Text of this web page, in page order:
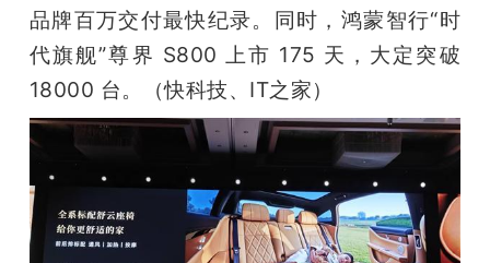
品牌百万交付最快纪录。同时，鸿蒙智行“时
代旗舰”尊界 S800 上市 175 天，大定突破
18000 台。（快科技、IT之家）